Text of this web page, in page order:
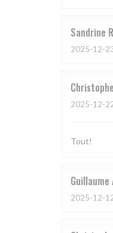
Sandrine R
2025-12-
Christophe
2025-12-
Tout!
Guillaume
2025-12-